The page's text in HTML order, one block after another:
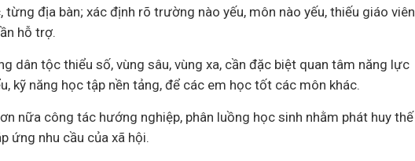
địa bàn; xác định rõ trường nào yếu, môn nào yếu, thiếu giáo viên
hỗ trợ.
dân tộc thiểu số, vùng sâu, vùng xa, cần đặc biệt quan tâm năng lực
kỹ năng học tập nền tảng, để các em học tốt các môn khác.
nữa công tác hướng nghiệp, phân luồng học sinh nhằm phát huy thế
ứng nhu cầu của xã hội.